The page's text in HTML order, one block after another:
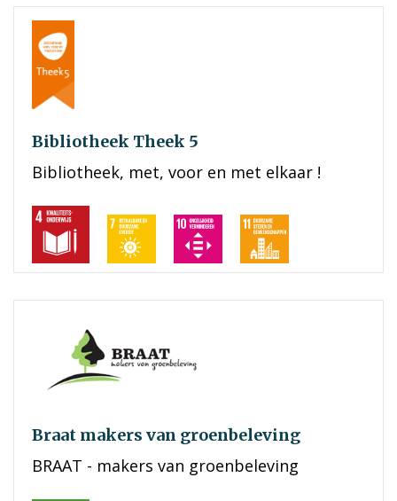
Bibliotheek Theek 5
Bibliotheek, met, voor en met elkaar !
Braat makers van groenbeleving
BRAAT - makers van groenbeleving